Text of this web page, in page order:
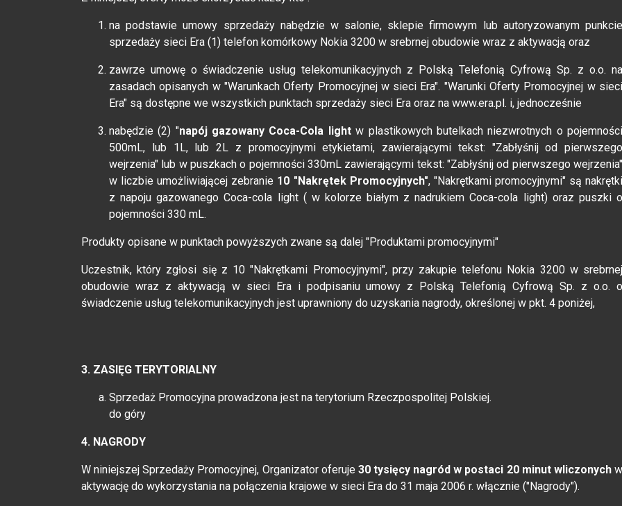
na podstawie umowy sprzedaży nabędzie w salonie, sklepie firmowym lub autoryzowanym punkcie
sprzedaży sieci Era (1) telefon komórkowy Nokia 3200 w srebrnej obudowie wraz z aktywacją oraz
zawrze umowę o świadczenie usług telekomunikacyjnych z Polską Telefonią Cyfrową Sp. z o.o. na
zasadach opisanych w "Warunkach Oferty Promocyjnej w sieci Era". "Warunki Oferty Promocyjnej w sieci
Era" są dostępne we wszystkich punktach sprzedaży sieci Era oraz na www.era.pl. i, jednocześnie
nabędzie (2) "napój gazowany Coca-Cola lightw plastikowych butelkach niezwrotnych o pojemności
500mL, lub 1L, lub 2L z promocyjnymi etykietami, zawierającymi tekst: "Zabłyśnij od pierwszego
wejrzenia" lub w puszkach o pojemności 330mL zawierającymi tekst: "Zabłyśnij od pierwszego wejrzenia"
w liczbie umożliwiającej zebranie 10 "Nakrętek Promocyjnych", "Nakrętkami promocyjnymi" są nakrętki
z napoju gazowanego Coca-cola light ( w kolorze białym z nadrukiem Coca-cola light) oraz puszki o
pojemności 330 mL.
Produkty opisane w punktach powyższych zwane są dalej "Produktami promocyjnymi"
Uczestnik, który zgłosi się z 10 "Nakrętkami Promocyjnymi", przy zakupie telefonu Nokia 3200 w srebrnej
obudowie wraz z aktywacją w sieci Era i podpisaniu umowy z Polską Telefonią Cyfrową Sp. z o.o. o
świadczenie usług telekomunikacyjnych jest uprawniony do uzyskania nagrody, określonej w pkt. 4 poniżej,
3. ZASIĘG TERYTORIALNY
Sprzedaż Promocyjna prowadzona jest na terytorium Rzeczpospolitej Polskiej.
do góry
4. NAGRODY
W niniejszej Sprzedaży Promocyjnej, Organizator oferuje 30 tysięcy nagród w postaci 20 minut wliczonychw
aktywację do wykorzystania na połączenia krajowe w sieci Era do 31 maja 2006 r. włącznie ("Nagrody").